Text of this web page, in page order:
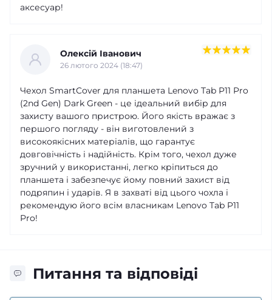
аксесуар!
Олексій Іванович
26 лютого 2024 (18:47)
Чехол SmartCover для планшета Lenovo Tab P11 Pro
(2nd Gen) Dark Green - це ідеальний вибір для
захисту вашого пристрою. Його якість вражає з
першого погляду - він виготовлений з
високоякісних матеріалів, що гарантує
довговічність і надійність. Крім того, чехол дуже
зручний у використанні, легко кріпиться до
планшета і забезпечує йому повний захист від
подряпин і ударів. Я в захваті від цього чохла і
рекомендую його всім власникам Lenovo Tab P11
Pro!
Питання та відповіді